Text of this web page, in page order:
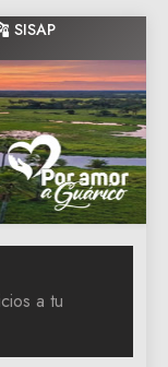
SISAP
de Guarico
a tu